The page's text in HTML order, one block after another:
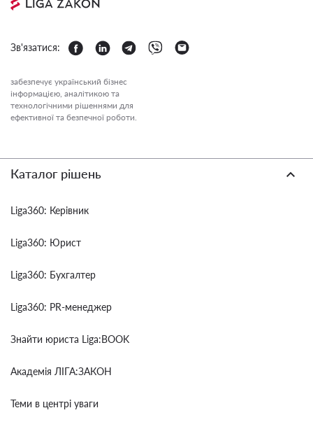
Зв'язатися:
забезпечує український бізнес
інформацією, аналітикою та
технологічними рішеннями для
ефективної та безпечної роботи.
Каталог рішень
Liga360: Керівник
Liga360: Юрист
Liga360: Бухгалтер
Liga360: PR-менеджер
Знайти юриста Liga:BOOK
Академія ЛІГА:ЗАКОН
Теми в центрі уваги